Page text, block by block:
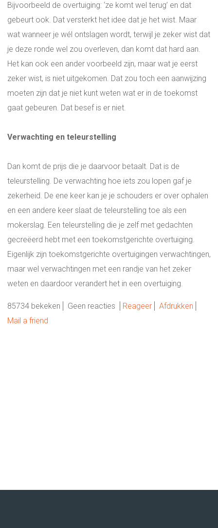
Bijvoorbeeld de overtuiging: ‘ze komt wel terug’ en dat
gebeurt ook. Dat versterkt het idee dat je het wist. Maar
wat wanneer je wél ontslagen wordt, terwijl je zeker wist dat
je deze ronde wel zou overleven, dan komt dat hard aan.
Het kan ook een ander voorbeeld zijn, maar wat je eerst
zeker wist, is niet uitgekomen. Dat zou toch een aanwijzing
moeten zijn dat je niet kunt weten wat er in de toekomst
gaat gebeuren. Dat besef is er niet.
Verwachting en teleurstelling
Dan komt de prijs die je daarvoor betaalt. Dat is de
teleurstelling. De verwachting hoe iets zou lopen gaf je
zekerheid. De ene keer kan je je schouders er over ophalen
en een andere keer slaat de teleurstelling toe als een
mokerslag. Een teleurstelling die je zelf met gedachten
gecreëerd hebt met een toekomstgerichte overtuiging.
Eigenlijk zijn toekomstgerichte overtuigingen verwachtingen,
maar wel verwachtingen met een randje van het zeker
weten en daardoor verandert het in een overtuiging.
85734 bekeken Geen reacties Reageer
Afdrukken
Mail a friend